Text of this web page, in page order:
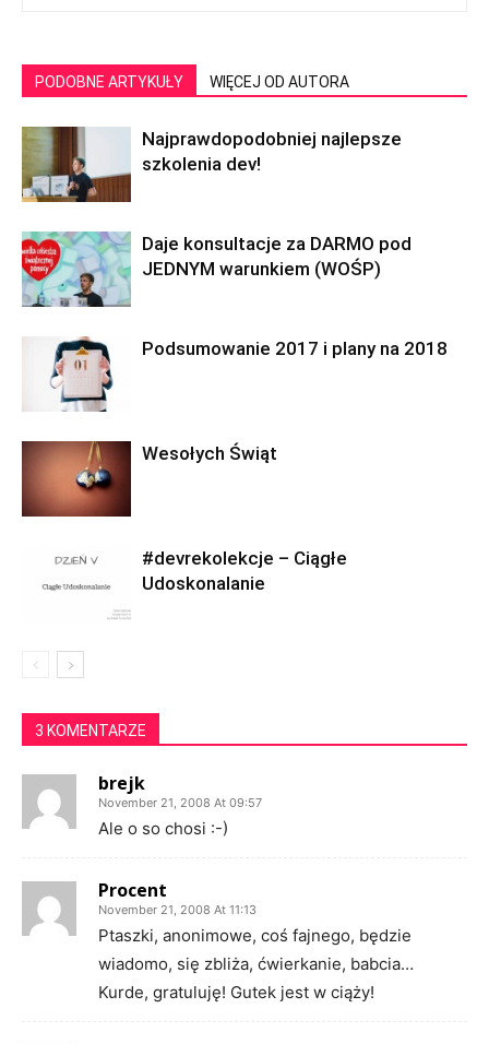
PODOBNE ARTYKUŁY WIĘCEJ OD AUTORA
Najprawdopodobniej najlepsze
szkolenia dev!
Daje konsultacje za DARMO pod
JEDNYM warunkiem (WOŚP)
Podsumowanie 2017 i plany na 2018
Wesołych Świąt
#devrekolekcje – Ciągłe
Udoskonalanie
3 KOMENTARZE
brejk
November 21, 2008 At 09:57
Ale o so chosi :-)
Procent
November 21, 2008 At 11:13
Ptaszki, anonimowe, coś fajnego, będzie
wiadomo, się zbliża, ćwierkanie, babcia…
Kurde, gratuluję! Gutek jest w ciąży!